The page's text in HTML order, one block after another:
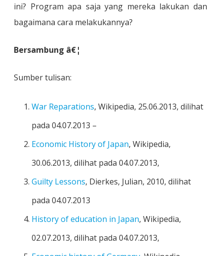
ini? Program apa saja yang mereka lakukan dan
bagaimana cara melakukannya?
Bersambung â€¦
Sumber tulisan:
War Reparations, Wikipedia, 25.06.2013, dilihat
pada 04.07.2013 –
Economic History of Japan, Wikipedia,
30.06.2013, dilihat pada 04.07.2013,
Guilty Lessons, Dierkes, Julian, 2010, dilihat
pada 04.07.2013
History of education in Japan, Wikipedia,
02.07.2013, dilihat pada 04.07.2013,